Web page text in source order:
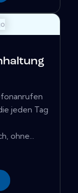
jeden Tag
ohne...